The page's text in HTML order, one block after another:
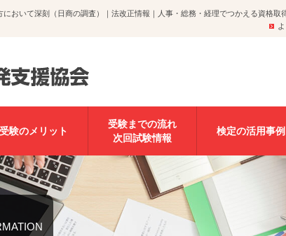
おいて深刻（日商の調査）｜法改正情報｜人事・総務・経理でつかえる資格取
受験のメリット
受験までの流れ
次回試験情報
検定の活用事例